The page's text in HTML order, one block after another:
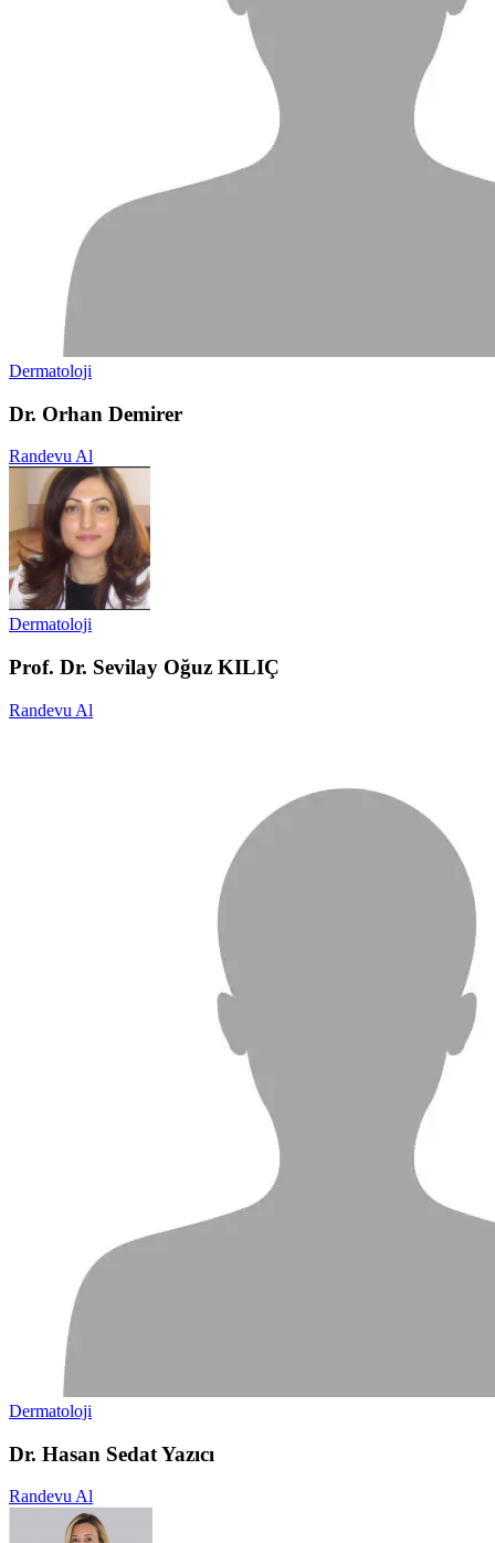
Dermatoloji
Dr. Orhan Demirer
Randevu Al
Dermatoloji
Prof. Dr. Sevilay Oğuz KILIÇ
Randevu Al
Dermatoloji
Dr. Hasan Sedat Yazıcı
Randevu Al